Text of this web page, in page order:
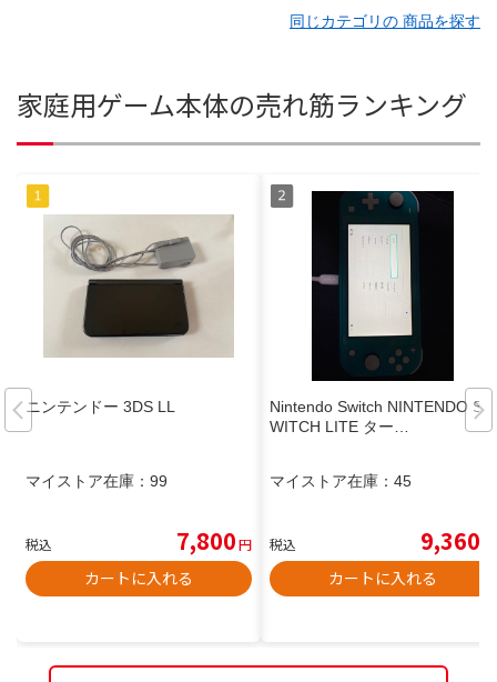
同じカテゴリの 商品を探す
家庭用ゲーム本体の売れ筋ランキング
ニンテンドー 3DS LL
マイストア在庫： 99
税込 7,800円
カートに入れる
Nintendo Switch NINTENDO S
WITCH LITE ター…
マイストア在庫： 45
税込 9,360
カートに入れる